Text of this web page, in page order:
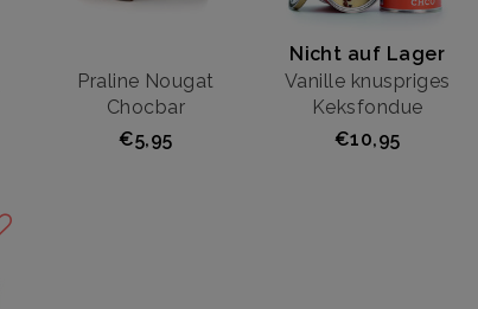
Praline Nougat
Chocbar
€5,95
Nicht auf Lager
Vanille knuspriges
Keksfondue
€10,95